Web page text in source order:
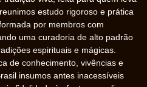
estudo rigoroso e prática
por membros com
uma curadoria de alto padrão
espirituais e mágicas.
de conhecimento, vivências e
insumos antes inacessíveis